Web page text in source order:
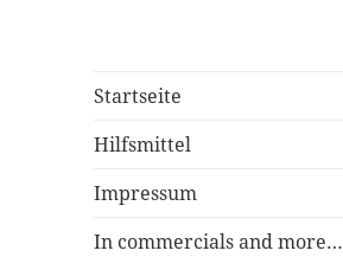
Startseite
Hilfsmittel
Impressum
In commercials and more…